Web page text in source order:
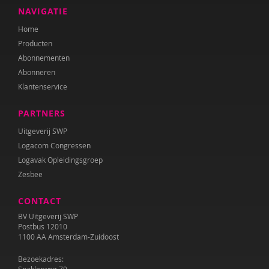
Anne Bijsterbosch
Joyce Blauwhoff
Mascha Boelaars
Annerieke Boland
Marianne Boogaard
Caroline Boudry
Iris Brandsteder
Kees Broekhof
Miranda Bron
NAVIGATIE
Home
Producten
Abonnementen
Abonneren
Klantenservice
PARTNERS
Uitgeverij SWP
Logacom Congressen
Logavak Opleidingsgroep
Zesbee
CONTACT
BV Uitgeverij SWP
Postbus 12010
1100 AA Amsterdam-Zuidoost
Bezoekadres: